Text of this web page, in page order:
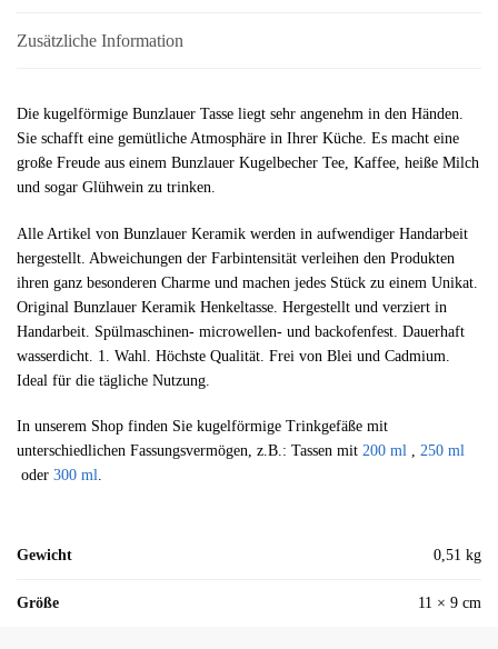
Zusätzliche Information
Die kugelförmige Bunzlauer Tasse liegt sehr angenehm in den Händen.
Sie schafft eine gemütliche Atmosphäre in Ihrer Küche. Es macht eine
große Freude aus einem Bunzlauer Kugelbecher Tee, Kaffee, heiße Milch
und sogar Glühwein zu trinken.
Alle Artikel von Bunzlauer Keramik werden in aufwendiger Handarbeit
hergestellt. Abweichungen der Farbintensität verleihen den Produkten
ihren ganz besonderen Charme und machen jedes Stück zu einem Unikat.
Original Bunzlauer Keramik Henkeltasse. Hergestellt und verziert in
Handarbeit. Spülmaschinen- microwellen- und backofenfest. Dauerhaft
wasserdicht. 1. Wahl. Höchste Qualität. Frei von Blei und Cadmium.
Ideal für die tägliche Nutzung.
In unserem Shop finden Sie kugelförmige Trinkgefäße mit
unterschiedlichen Fassungsvermögen, z.B.: Tassen mit 200 ml , 250 ml
oder 300 ml.
Gewicht 0,51 kg
Größe 11 × 9 cm